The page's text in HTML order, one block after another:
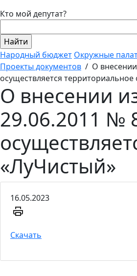
Кто мой депутат?
Народный бюджет Окружные
Проекты документов / О
осуществляется
О внесении
29.06.2011 №
«ЛуЧистый»
16.05.2023
Скачать